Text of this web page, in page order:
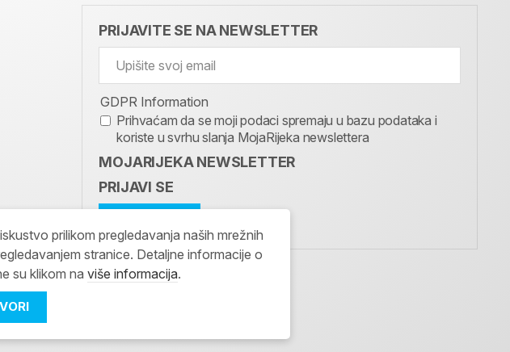
PRIJAVITE SE NA NEWSLETTER
GDPR Information
Prihvaćam da se moji podaci spremaju u bazu podataka i
koriste u svrhu slanja MojaRijeka newslettera
MOJARIJEKA NEWSLETTER
PRIJAVI SE
prilikom pregledavanja naših mrežnih
stranice. Detaljne informacije o
su klikom na više informacija.